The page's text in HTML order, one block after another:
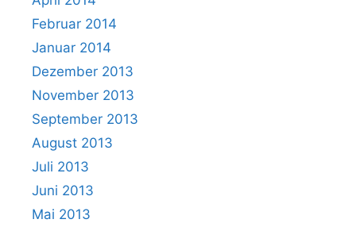
Februar 2014
Januar 2014
Dezember 2013
November 2013
September 2013
August 2013
Juli 2013
Juni 2013
Mai 2013